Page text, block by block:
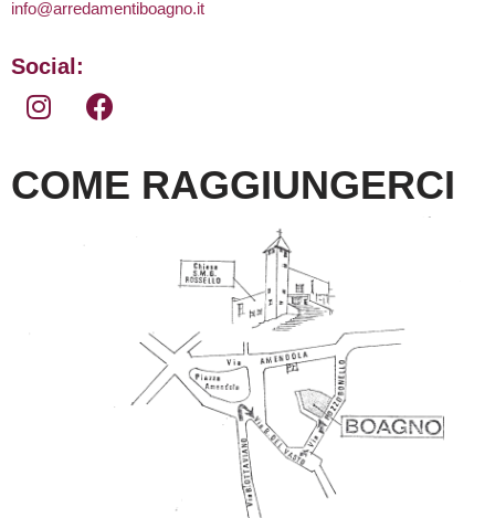
info@arredamentiboagno.it
Social:
COME RAGGIUNGERCI